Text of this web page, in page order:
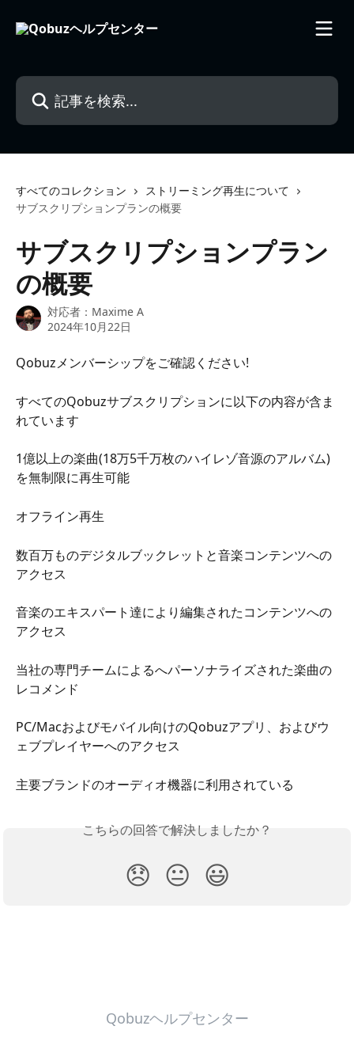
記事を検索...
すべてのコレクション
ストリーミング再生について
サブスクリプションプランの概要
サブスクリプションプラン
の概要
対応者： Maxime A
2024年10月22日
Qobuzメンバーシップをご確認ください!
すべてのQobuzサブスクリプションに以下の内容が含ま
れています
1億以上の楽曲(18万5千万枚のハイレゾ音源のアルバム)
を無制限に再生可能
オフライン再生
数百万ものデジタルブックレットと音楽コンテンツへの
アクセス
音楽のエキスパート達により編集されたコンテンツへの
アクセス
当社の専門チームによるへパーソナライズされた楽曲の
レコメンド
PC/Macおよびモバイル向けのQobuzアプリ、およびウ
ェブプレイヤーへのアクセス
主要ブランドのオーディオ機器に利用されている
こちらの回答で解決しましたか？
😞 😐 😃
Qobuzヘルプセンター